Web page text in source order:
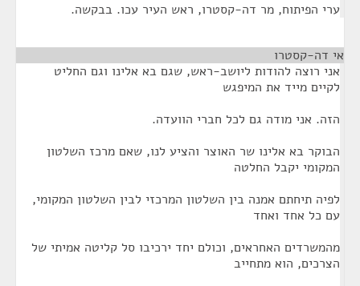
ערי הפיתוח, מר דה-קסטרו, ראש העיר עכו. בבקשה.
אי דה-קסטרו
אני רוצה להודות ליושב-ראש, שגם בא אלינו וגם החליט
לקיים מייד את המיפגש
הזה. אני מודה גם לכל חברי הוועדה.
הבוקר בא אלינו שר האוצר והציע לנו, שאם מרכז השלטון
המקומי יקבל החלטה
לפיה תיחתם אמנה בין השלטון המרכזי לבין השלטון המקומי,
עם כל אחד ואחד
מהמשרדים האחראים, וכולם יחד ירכיבו סל קליטה אמיתי של
הצרכים, הוא מתחייב